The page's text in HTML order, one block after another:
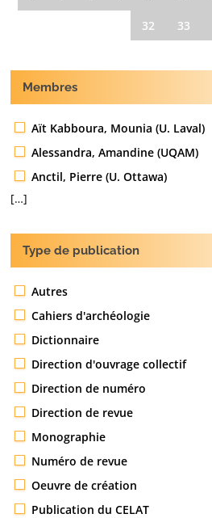
32
33
Membres
Aït Kabboura, Mounia (U. Laval)
Alessandra, Amandine (UQAM)
Anctil, Pierre (U. Ottawa)
[…]
Type de publication
Autres
Cahiers d'archéologie
Dictionnaire
Direction d'ouvrage collectif
Direction de numéro
Direction de revue
Monographie
Numéro de revue
Oeuvre de création
Publication du CELAT